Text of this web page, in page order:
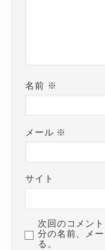
名前 ※
メール ※
サイト
次回のコメン
分の名前、メ
る。